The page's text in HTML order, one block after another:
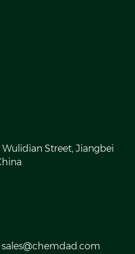
Wulidian Street, Jiangbei